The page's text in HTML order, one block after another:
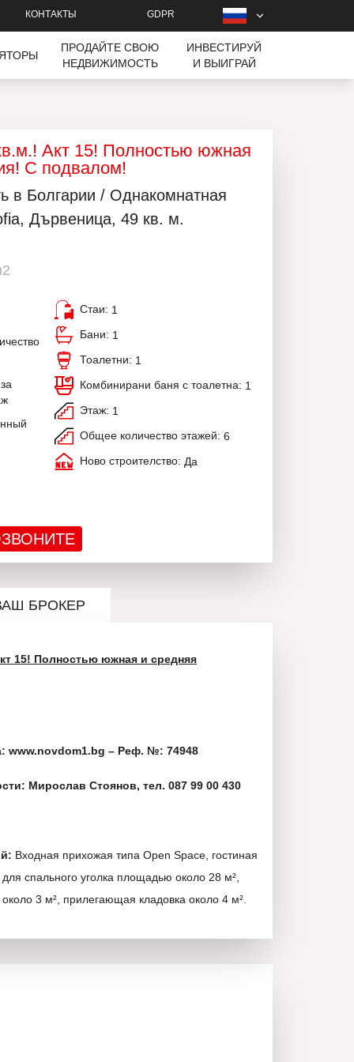
КОНТАКТЫ GDPR
ПРОДАЙТЕ СВОЮ
НЕДВИЖИМОСТЬ
ИНВЕСТИРУЙ
И ВЫИГРАЙ
Акт 15! Полностью южная
С подвалом!
в Болгарии / Однакомнатная
Дървеница, 49 кв. м.
Стаи: 1
Бани: 1
Тоалетни: 1
Комбинирани баня с тоалетна: 1
Этаж: 1
Общее количество этажей: 6
Ново строителство: Да
БРОКЕР
15! Полностью южная и средняя
www.novdom1.bg – Реф. №: 74948
Мирослав Стоянов, тел. 087 99 00 430
Входная прихожая типа Open Space, гостиная
спального уголка площадью около 28 м²,
3 м², прилегающая кладовка около 4 м².